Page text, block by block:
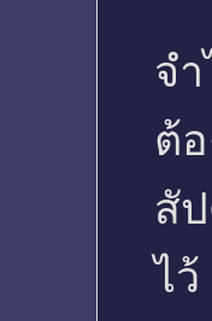
จ
ต้
สั
ไ